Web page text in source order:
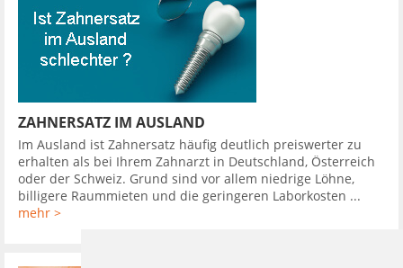
ZAHNERSATZ IM AUSLAND
Im Ausland ist Zahnersatz häufig deutlich preiswerter zu
erhalten als bei Ihrem Zahnarzt in Deutschland, Österreich
oder der Schweiz. Grund sind vor allem niedrige Löhne,
billigere Raummieten und die geringeren Laborkosten ...
mehr >